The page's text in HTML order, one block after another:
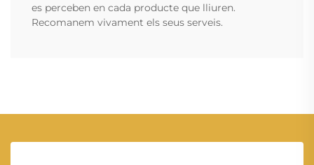
es perceben en cada producte que lliuren.
Recomanem vivament els seus serveis.